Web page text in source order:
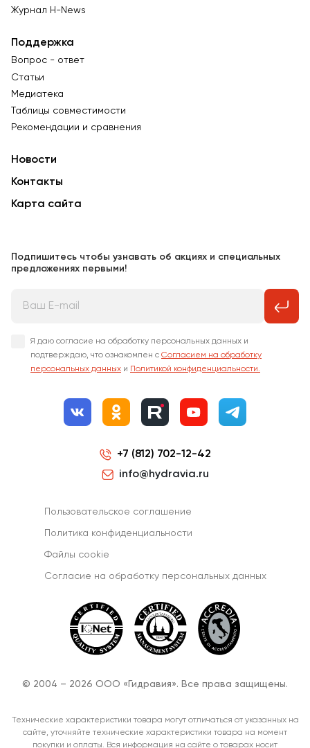
Журнал Н-News
Поддержка
Вопрос - ответ
Статьи
Медиатека
Таблицы совместимости
Рекомендации и сравнения
Новости
Контакты
Карта сайта
Подпишитесь чтобы узнавать об акциях и специальных
предложениях первыми!
Я даю согласие на обработку персональных данных и
подтверждаю, что ознакомлен с Согласием на обработку
персональных данных и Политикой конфиденциальности.
+7 (812) 702-12-42
info@hydravia.ru
Пользовательское соглашение
Политика конфиденциальности
Файлы cookie
Согласиe на обработку персональных данных
© 2004 – 2026 ООО «Гидравия». Все права защищены.
Технические характеристики товара могут отличаться от указанных на
сайте, уточняйте технические характеристики товара на момент
покупки и оплаты. Вся информация на сайте о товарах носит